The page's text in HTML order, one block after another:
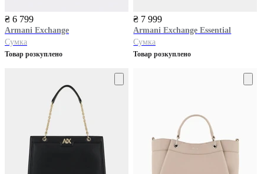
₴ 6 799
Armani Exchange
Сумка
Товар розкуплено
₴ 7 999
Armani Exchange Essential
Сумка
Товар розкуплено